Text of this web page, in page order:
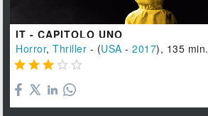
IT - CAPITOLO UNO
Horror,Thriller - (USA -2017), 135 min.
    